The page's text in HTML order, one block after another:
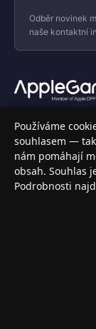
Odběr novinek
naše kontaktní
Váš
elektronikou.
INFORMACE
Doprava a
Používáme
souhlasem —
nám pomáhají
obsah. Souhlas
Podrobnosti